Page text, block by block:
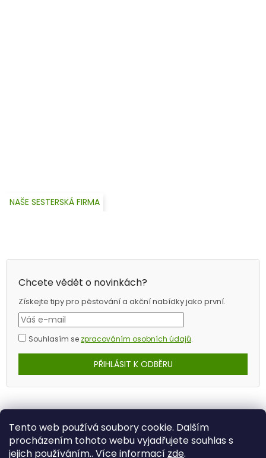
Tento web používá soubory cookie. Dalším
procházením tohoto webu vyjadřujete souhlas s
jejich používáním.. Více informací zde.
NAŠE SESTERSKÁ FIRMA
Chcete vědět o novinkách?
Získejte tipy pro pěstování a akční nabídky jako první.
Souhlasím se zpracováním osobních údajů.
PŘIHLÁSIT K ODBĚRU